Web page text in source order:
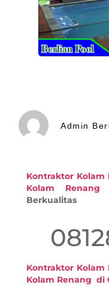
Admin
Kontraktor Kolam
Kolam Renang
Berkualitas
Kontraktor Kolam
Kolam Renang di